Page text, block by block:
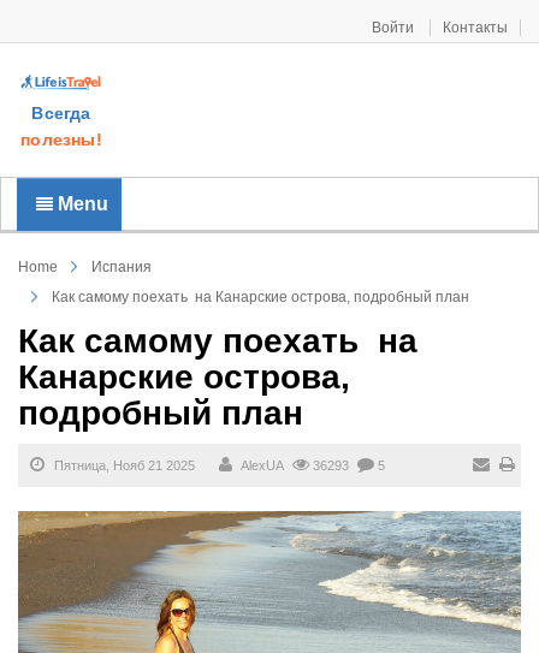
Войти Контакты
Всегда
полезны!
Menu
Home
Испания
Как самому поехать на Канарские острова, подробный план
Как самому поехать на
Канарские острова,
подробный план
Пятница, Нояб 21 2025 AlexUA 36293 5